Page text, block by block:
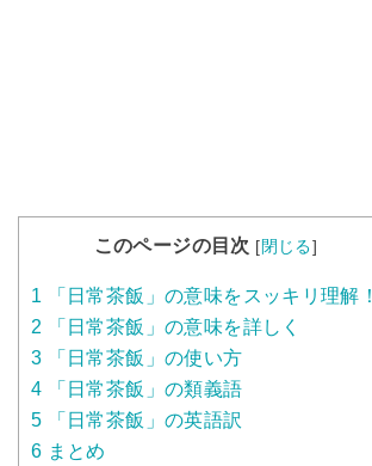
このページの目次 [閉じる]
1 「日常茶飯」の意味をスッキリ理解！
2 「日常茶飯」の意味を詳しく
3 「日常茶飯」の使い方
4 「日常茶飯」の類義語
5 「日常茶飯」の英語訳
6 まとめ